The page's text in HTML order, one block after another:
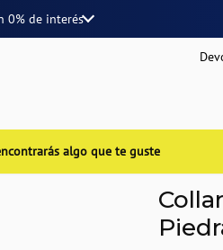
0% de interés
algo que te guste